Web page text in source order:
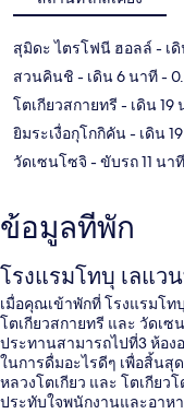
สุมิดะ ไตรโฟนี ฮอลล์ - เ
สวนคินชิ - เดิน 6 นาที-
โตเกียวสกายทรี - เดิน 19
ยิมระเงื่อกุโกกิคัน- เดิน
วัดเซนโซจิ - ขับรถ 11 นาที
ข้อมูลที่พัก
โรงแรมโทบุ เลแว
เมื่อคุณเข้าพักที่ โรงแรมโท
โตเกียวสกายทรี และ วัดเซ
ประทานสามารถไปที่3 ห้อง
ในการดื่มอะไรดีๆ เพื่อสิ้นสุ
หลวงโตเกียว และ โตเกีย
ประทับใจพนักงานและอาห